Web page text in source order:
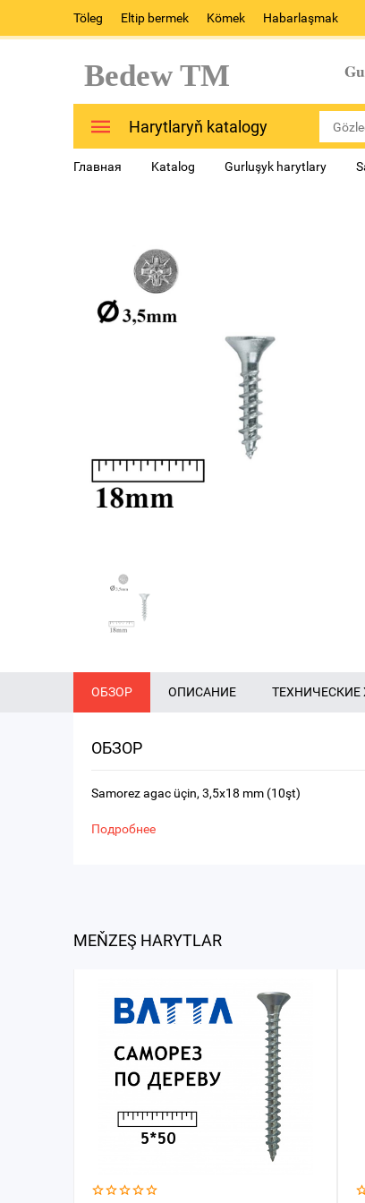
Töleg Eltip bermek Kömek Habarlaşmak
Bedew TM
Harytlaryň katalogy
Главная Katalog Gurluşyk harytlary
ОБЗОР ОПИСАНИЕ ТЕХНИЧЕСКИЕ
ОБЗОР
Samorez agac üçin, 3,5x18 mm (10şt)
Подробнее
MEŇZEŞ HARYTLAR